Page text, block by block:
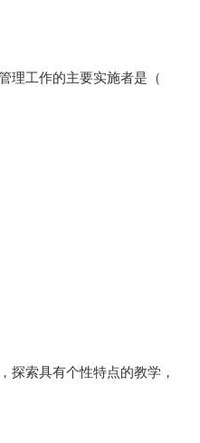
理工作的主要实施者是（
探索具有个性特点的教学，